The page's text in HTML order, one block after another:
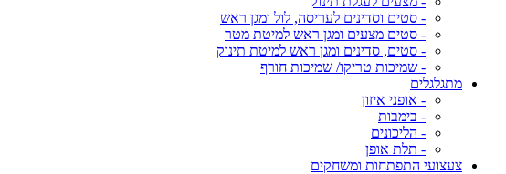
- סטים וסדינים לעריסה, לול ומגן ראש
- סטים מצעים ומגן ראש למיטת מטר
- סטים, סדינים ומגן ראש למיטת תינוק
- שמיכות טריקו/ שמיכות חורף
מתגלגלים
- אופני איזון
- בימבות
- הליכונים
- תלת אופן
צעצועי התפתחות ומשחקים